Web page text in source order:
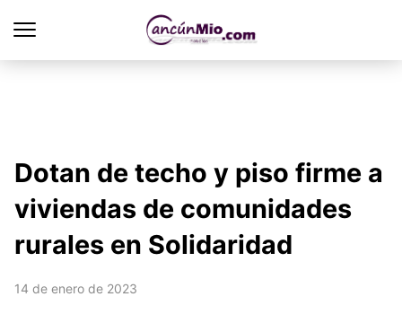
Dotan de techo y piso firme a
viviendas de comunidades
rurales en Solidaridad
14 de enero de 2023